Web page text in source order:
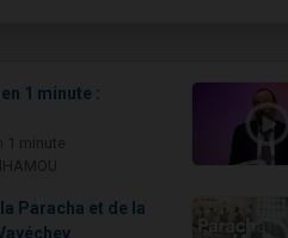
1 minute :
Paracha et de la